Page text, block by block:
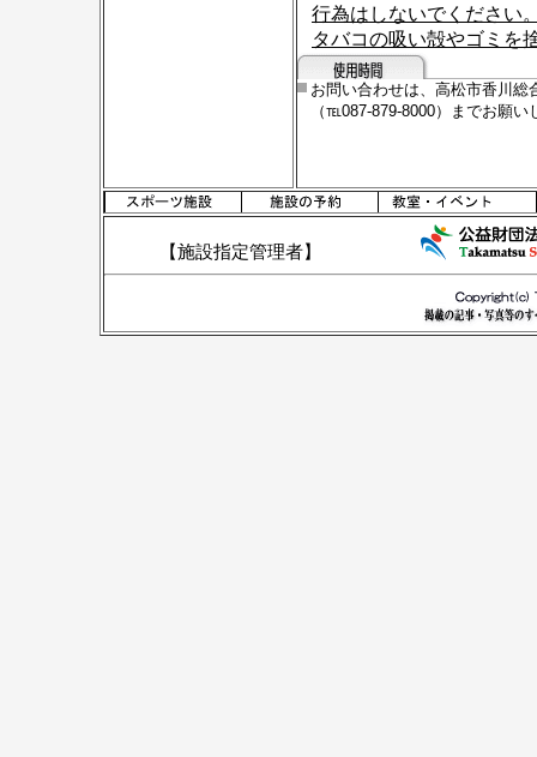
行為はしないでください
タバコの吸い殻やゴミを
お問い合わせは、高松市香川総
（℡087-879-8000）までお願い
【施設指定管理者】